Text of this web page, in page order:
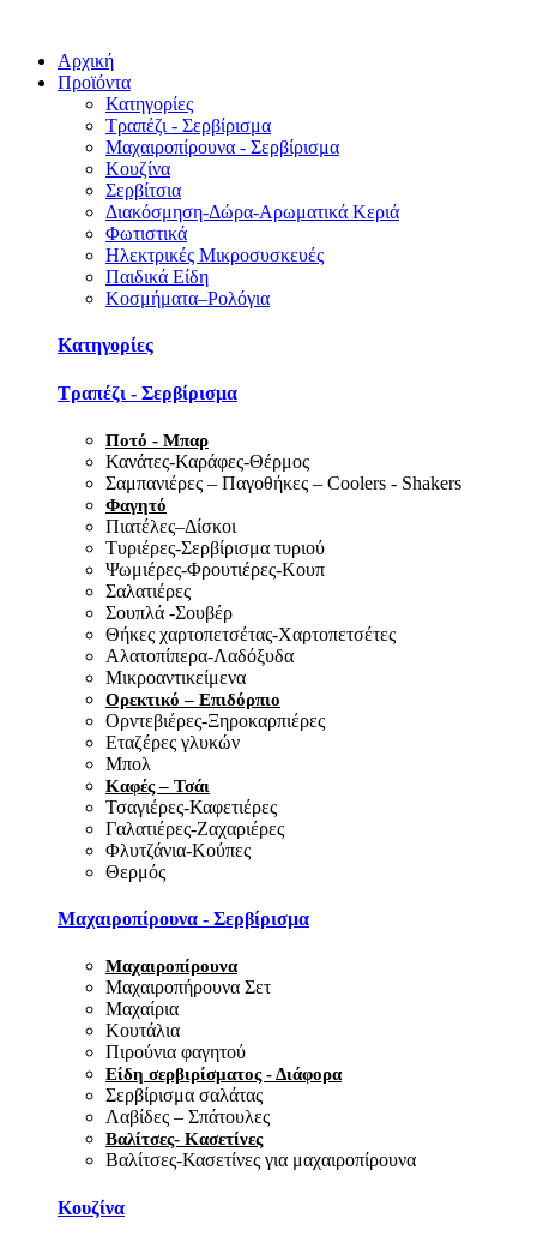
Αρχική
Προϊόντα
Κατηγορίες
Τραπέζι - Σερβίρισμα
Μαχαιροπίρουνα - Σερβίρισμα
Κουζίνα
Σερβίτσια
Διακόσμηση-Δώρα-Αρωματικά Κεριά
Φωτιστικά
Ηλεκτρικές Μικροσυσκευές
Παιδικά Είδη
Κοσμήματα–Ρολόγια
Κατηγορίες
Τραπέζι - Σερβίρισμα
Ποτό - Μπαρ
Κανάτες-Καράφες-Θέρμος
Σαμπανιέρες – Παγοθήκες – Coolers - Shakers
Φαγητό
Πιατέλες–Δίσκοι
Τυριέρες-Σερβίρισμα τυριού
Ψωμιέρες-Φρουτιέρες-Κουπ
Σαλατιέρες
Σουπλά -Σουβέρ
Θήκες χαρτοπετσέτας-Χαρτοπετσέτες
Αλατοπίπερα-Λαδόξυδα
Μικροαντικείμενα
Ορεκτικό – Επιδόρπιο
Ορντεβιέρες-Ξηροκαρπιέρες
Εταζέρες γλυκών
Μπολ
Καφές – Τσάι
Τσαγιέρες-Καφετιέρες
Γαλατιέρες-Ζαχαριέρες
Φλυτζάνια-Κούπες
Θερμός
Μαχαιροπίρουνα - Σερβίρισμα
Μαχαιροπίρουνα
Μαχαιροπήρουνα Σετ
Μαχαίρια
Κουτάλια
Πιρούνια φαγητού
Είδη σερβιρίσματος - Διάφορα
Σερβίρισμα σαλάτας
Λαβίδες – Σπάτουλες
Βαλίτσες- Κασετίνες
Βαλίτσες-Κασετίνες για μαχαιροπίρουνα
Κουζίνα